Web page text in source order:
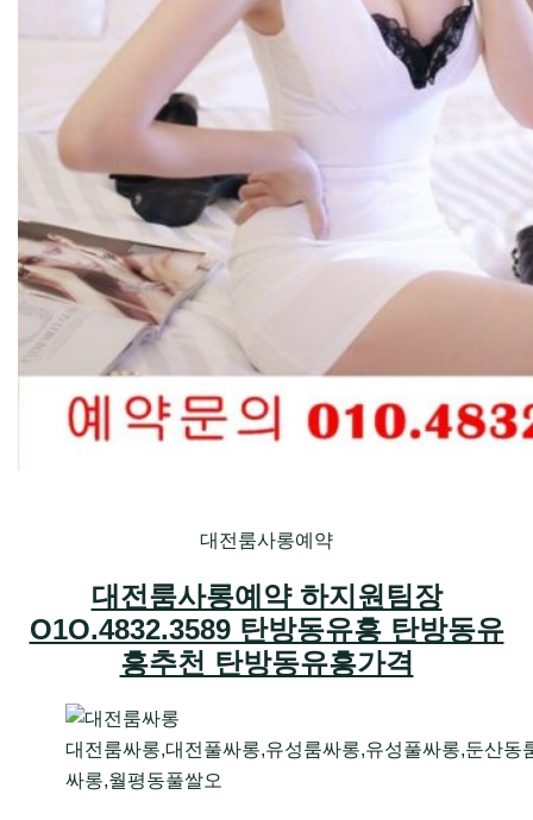
대전룸사롱예약
대전룸사롱예약 하지원팀장
O1O.4832.3589 탄방동유흥 탄방동유
흥추천 탄방동유흥가격
대전룸싸롱,대전풀싸롱,유성룸싸롱,유성풀싸롱,둔산동
싸롱,월평동풀쌀오